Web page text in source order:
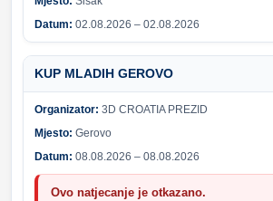
Datum: 02.08.2026 – 02.08.2026
KUP MLADIH GEROVO
Organizator: 3D CROATIA PREZID
Mjesto: Gerovo
Datum: 08.08.2026 – 08.08.2026
Ovo natjecanje je otkazano.